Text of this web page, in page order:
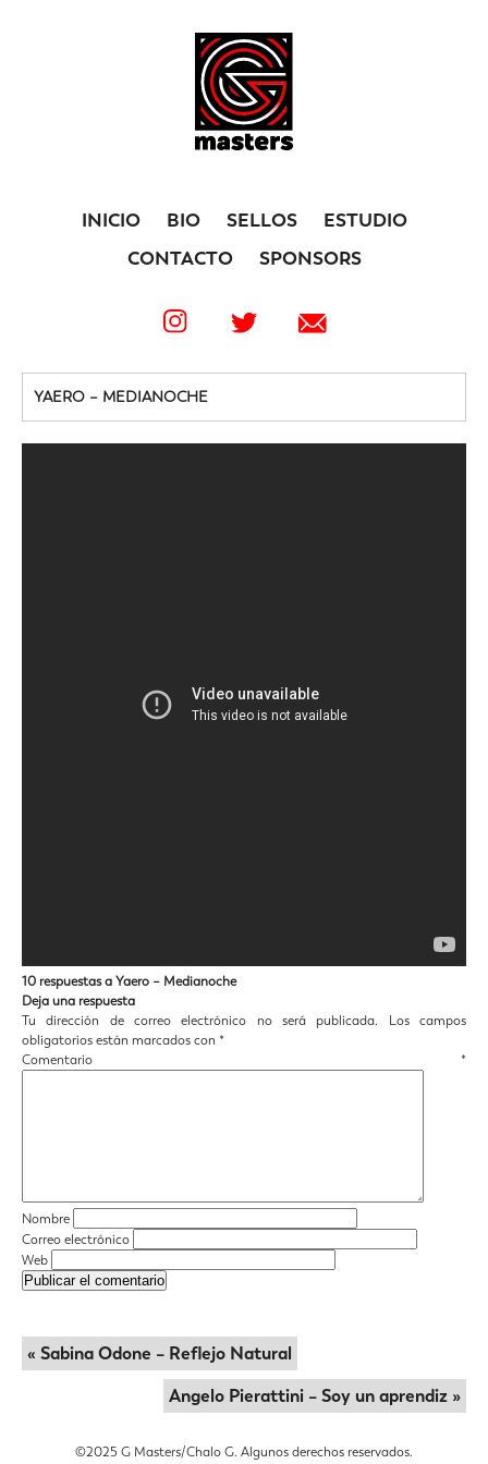
INICIO BIO SELLOS
ESTUDIO
CONTACTO
SPONSORS
YAERO – MEDIANOCHE
10 respuestas a Yaero – Medianoche
Deja una respuesta
Tu dirección de correo electrónico no será publicada.
Los campos
obligatorios están marcados con *
Comentario *
Nombre
Correo electrónico
Web
« Sabina Odone – Reflejo Natural
Angelo Pierattini – Soy un aprendiz »
©️2025 G Masters/Chalo G. Algunos derechos reservados.